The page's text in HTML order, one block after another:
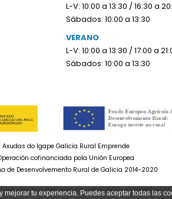
tu experiencia. Puedes aceptar todas las
L-V: 10:00 a 13:30 / 16:30 a
Sábados: 10:00 a 13:30
VERANO
L-V: 10:00 a 13:30 / 17:00 a
Sábados: 10:00 a 13:30
Axudas do Igape Galicia Rural Emprende
cofinanciada pola Unión Europea
de Desenvolvemento Rural de Galicia 2014-2020
non agrícolas en zonas rurais. O obxectivo